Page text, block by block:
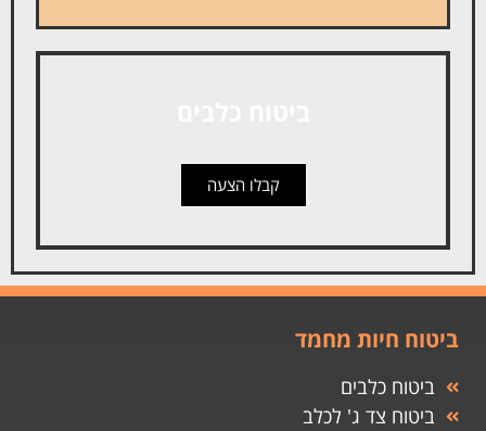
קבלו הצעה
ביטוח חיות מחמד
ביטוח כלבים
ביטוח צד ג' לכלב